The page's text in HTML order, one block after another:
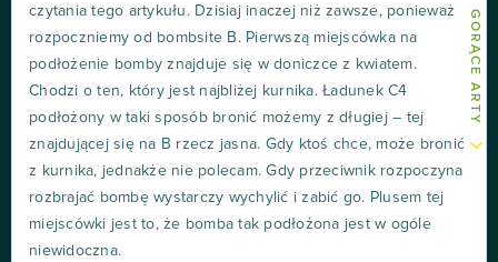
GORĄCE ARTY
czytania tego artykułu. Dzisiaj inaczej niż zawsze, ponieważ
rozpoczniemy od bombsite B. Pierwszą miejscówka na
podłożenie bomby znajduje się w doniczce z kwiatem.
Chodzi o ten, który jest najbliżej kurnika. Ładunek C4
podłożony w taki sposób bronić możemy z długiej – tej
znajdującej się na B rzecz jasna. Gdy ktoś chce, może bronić
z kurnika, jednakże nie polecam. Gdy przeciwnik rozpoczyna
rozbrajać bombę wystarczy wychylić i zabić go. Plusem tej
miejscówki jest to, że bomba tak podłożona jest w ogóle
niewidoczna.